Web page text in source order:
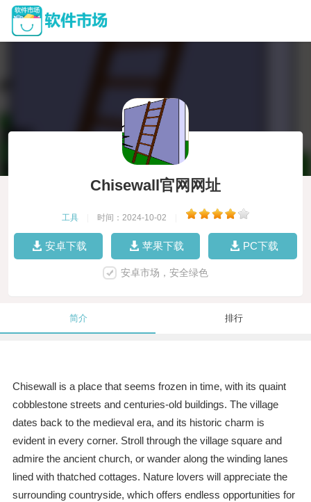
Chisewall官网网址
工具 时间：2024-10-02
安卓下载 苹果下载 PC下载
安卓市场，安全绿色
简介 排行
Chisewall is a place that seems frozen in time, with its quaint
cobblestone streets and centuries-old buildings. The village
dates back to the medieval era, and its historic charm is
evident in every corner. Stroll through the village square and
admire the ancient church, or wander along the winding lanes
lined with thatched cottages. Nature lovers will appreciate the
surrounding countryside, which offers endless opportunities for